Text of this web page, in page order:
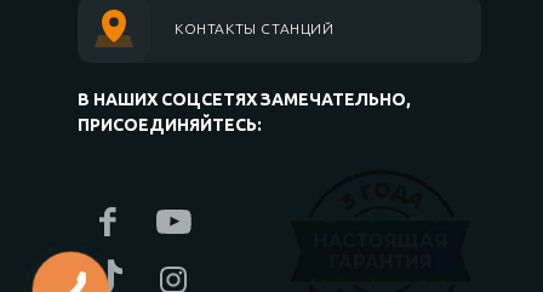
КОНТАКТЫ СТАНЦИЙ
В НАШИХ СОЦСЕТЯХ ЗАМЕЧАТЕЛЬНО,
ПРИСОЕДИНЯЙТЕСЬ: